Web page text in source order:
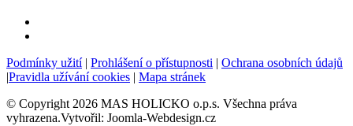
Podmínky užití| Prohlášení o přístupnosti | Ochrana osobních údajů
|Pravidla užívání cookies | Mapa stránek
© Copyright 2026 MAS HOLICKO o.p.s. Všechna práva
vyhrazena.Vytvořil: Joomla-Webdesign.cz